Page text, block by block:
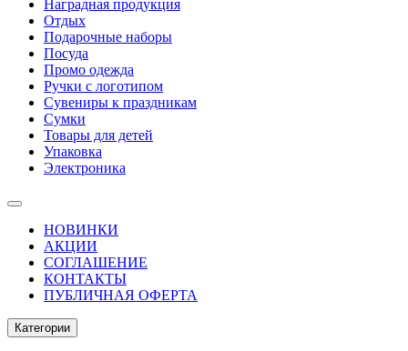
Наградная продукция
Отдых
Подарочные наборы
Посуда
Промо одежда
Ручки с логотипом
Сувениры к праздникам
Сумки
Товары для детей
Упаковка
Электроника
НОВИНКИ
АКЦИИ
СОГЛАШЕНИЕ
КОНТАКТЫ
ПУБЛИЧНАЯ ОФЕРТА
Категории